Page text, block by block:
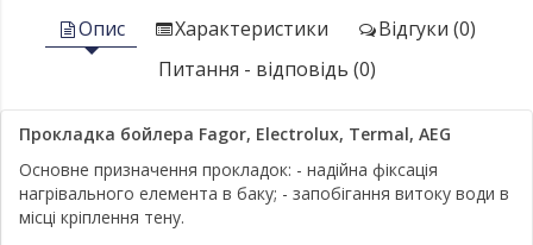
Опис Характеристики
Відгуки (0)
Питання - відповідь (0)
Прокладка бойлера Fagor, Electrolux, Termal, AEG
Основне призначення прокладок: - надійна фіксація
нагрівального елемента в баку; - запобігання витоку води в
місці кріплення тену.